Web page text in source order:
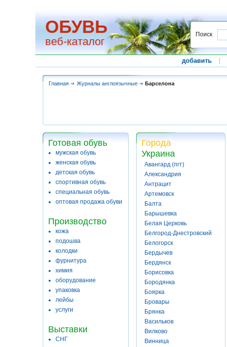
ОБУВЬ
веб-каталог
Поиск
добавить
Главная Журналы англоязычные Барселона
Готовая обувь
мужская обувь
женская обувь
детская обувь
спортивная обувь
специальная обувь
оптовая продажа обуви
Производство
кожа
подошва
колодки
фурнитура
химия
оборудование
упаковка
лейбы
услуги
Выставки
СНГ
Города
Украина
Авангард (пгт)
Александрия
Антрацит
Артемовск
Балта
Барышевка
Белая Церковь
Белгород-Днестровский
Белогорск
Бердычев
Бердянск
Борисовка
Бородянка
Боярка
Бровары
Брянка
Васильков
Вилково
Винница